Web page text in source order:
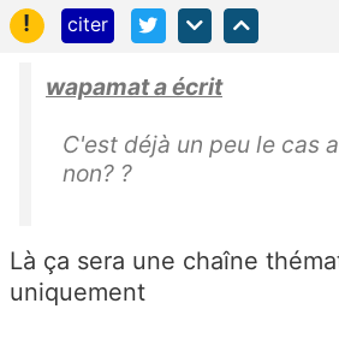
!
citer
wapamat a écrit
C'est déjà un peu le cas
non? ?
Là ça sera une chaîne
uniquement